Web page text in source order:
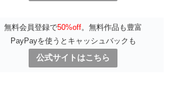
無料会員登録で50%off。無料作品も豊富
PayPayを使うとキャッシュバックも
公式サイトはこちら